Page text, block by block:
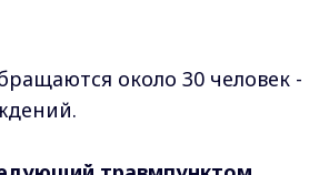
около 30 человек -